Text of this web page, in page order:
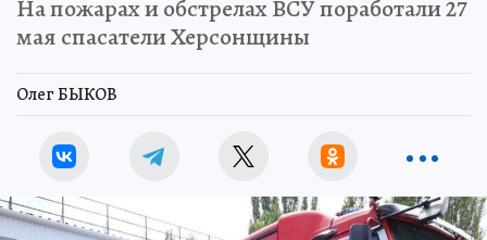
На пожарах и обстрелах ВСУ поработали 27
мая спасатели Херсонщины
Олег БЫКОВ